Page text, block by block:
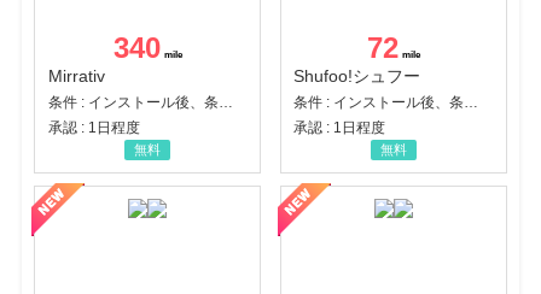
340
Mirrativ
条件 : インストール後、条件達成
承認 : 1日程度
無料
72
Shufoo!シュフー
条件 : インストール後、条件達成
承認 : 1日程度
無料